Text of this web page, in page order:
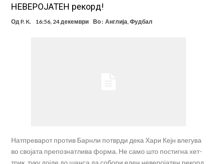
НЕВЕРОЈАТЕН рекорд!
Од P. K. 16:56, 24 декември Во : Англија,Фудбал
Натпреварот против Барнли потврди дека Хари Кејн влегува
во својата препознатлива форма. Не само што постигна хет-
трик, туку дојде до шанса да собори еден неверојатен рекорд.